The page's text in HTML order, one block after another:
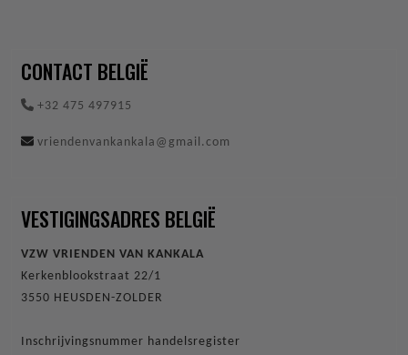
CONTACT BELGIË
+32 475 497915
vriendenvankankala@gmail.com
VESTIGINGSADRES BELGIË
VZW VRIENDEN VAN KANKALA
Kerkenblookstraat 22/1
3550 HEUSDEN-ZOLDER
Inschrijvingsnummer handelsregister